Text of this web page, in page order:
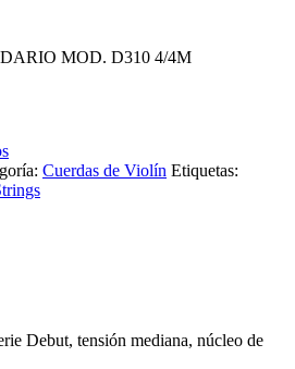
MOD. D310 4/4M
Cuerdas de Violín Etiquetas:
Debut, tensión mediana, núcleo de